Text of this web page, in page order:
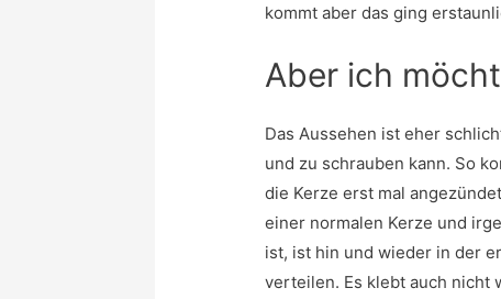
kommt aber das ging
Aber ich
Das Aussehen ist eher
und zu schrauben kann. So
die Kerze erst mal
einer normalen Kerze und
ist, ist hin und wieder in der
verteilen. Es klebt auch nicht